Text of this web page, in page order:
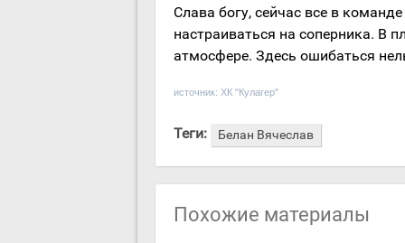
Слава богу, сейчас все в
настраиваться на соперника. В
атмосфере. Здесь ошибаться
источник: ХК "Кулагер"
Теги: Белан Вячеслав
Похожие материалы